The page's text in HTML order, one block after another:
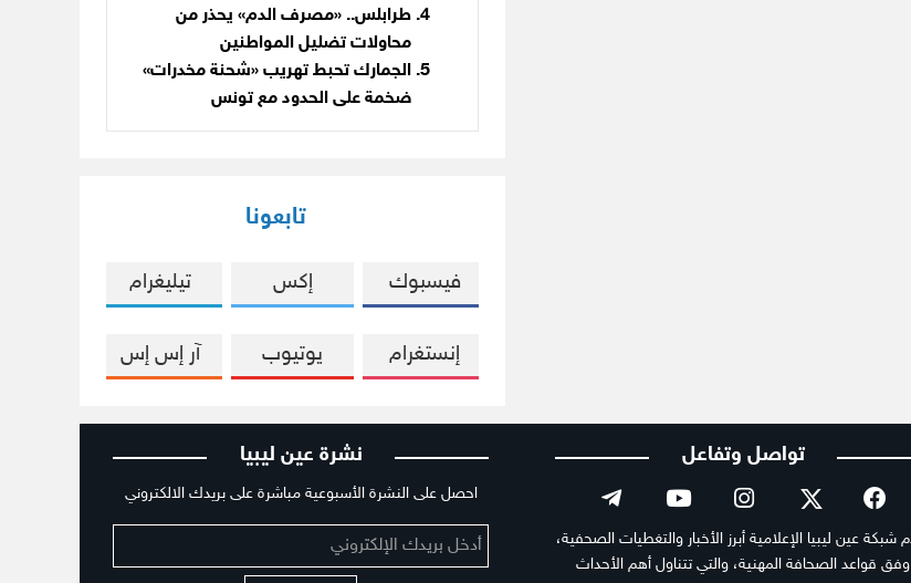
طرابلس.. «مصرف الدم» يحذر من
محاولات تضليل المواطنين
الجمارك تحبط تهريب «شحنة مخدرات»
ضخمة على الحدود مع تونس
تابعونا
فيسبوك إكس تيليغرام
إنستغرام يوتيوب آر إس إس
تواصل وتفاعل
شبكة عين ليبيا الإعلامية أبرز الأخبار والتغطيات الصحفية،
وفق قواعد الصحافة المهنية، والتي تتناول أهم الأحداث
نشرة عين ليبيا
احصل على النشرة الأسبوعية مباشرة على بريدك الالكتروني